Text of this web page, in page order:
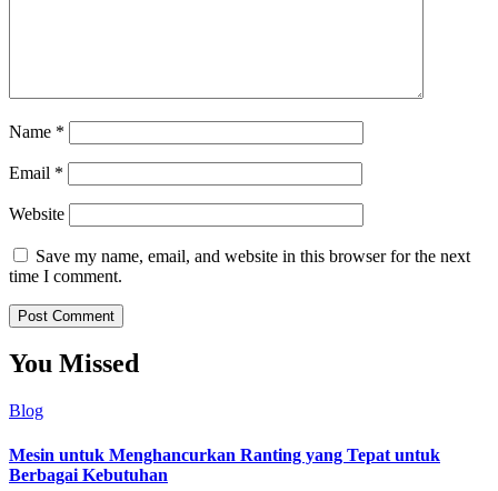
Name *
Email *
Website
Save my name, email, and website in this browser for the next
time I comment.
You Missed
Blog
Mesin untuk Menghancurkan Ranting yang Tepat untuk
Berbagai Kebutuhan